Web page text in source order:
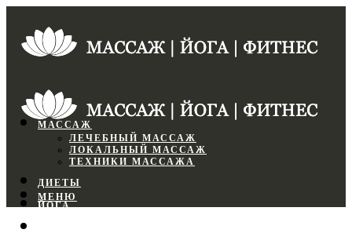
МАССАЖ
ЛЕЧЕБНЫЙ МАССАЖ
ЛОКАЛЬНЫЙ МАССАЖ
ТЕХНИКИ МАССАЖА
ДИЕТЫ
ЙОГА
МЕНЮ